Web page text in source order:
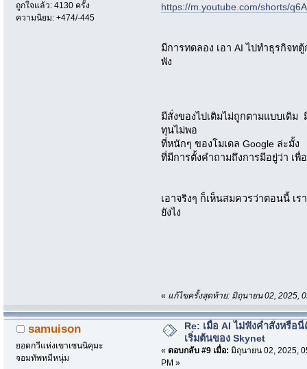
ถูกใจแล้ว: 4130 ครั้ง
ความนิยม: +474/-445
https://m.youtube.com/shorts/
มีการทดลอง เอา AI ไปทำธุรกิจท
พัง
มีสั่งของไปเติมไม่ถูกตามแบบเดิม
ทุนไม่พอ
ที่หนักๆ ของโมเดล Google ล่ะมั้ง
ที่มีการตั้งคำถามถึงการมีอยู่ว่า เพื่
เอาจริงๆ ก็เห็นสมควรว่าตอนนี้ เ
ยังไง
« แก้ไขครั้งสุดท้าย: มิถุนายน 02, 2025,
samuison
ยอดกวีแห่งเขาเซนนิคุมะ
จอมทัพหมีหนุ่ม
Re: เมื่อ AI ไม่ฟังค่ำสั่งหรือ
เริ่มต้นของ Skynet
« ตอบกลับ #9 เมื่อ: มิถุนายน 02, 2025,
PM »